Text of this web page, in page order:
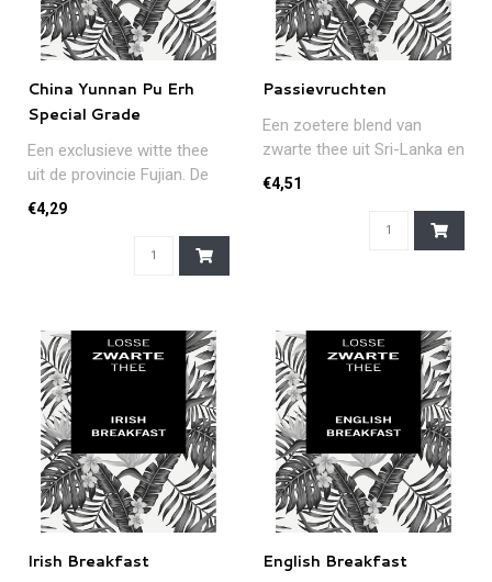
China Yunnan Pu Erh
Special Grade
Een exclusieve witte thee
uit de provincie Fujian. De
theeblaadjes worden op ge..
€4,29
Passievruchten
Een zoetere blend van
zwarte thee uit Sri-Lanka en
het aroma van
passievrucht...
€4,51
Irish Breakfast English Breakfast